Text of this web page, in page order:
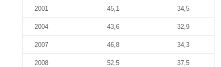
2001 45,1 34,5
2004 43,6 32,9
2007 46,8 34,3
2008 52,5 37,5